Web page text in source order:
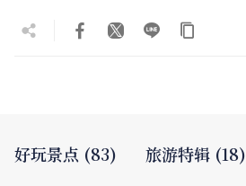
好玩景点 (83) 旅游特辑 (18)